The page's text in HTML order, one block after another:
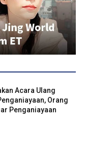
Acara Ulang
Orang
Penganiayaan